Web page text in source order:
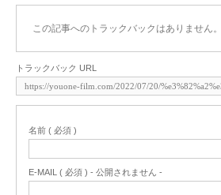
この記事へのトラックバックはありません。
トラックバック URL
名前 ( 必須 )
E-MAIL ( 必須 ) - 公開されません -